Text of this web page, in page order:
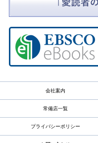
会社案内
常備店一覧
プライバシーポリシー